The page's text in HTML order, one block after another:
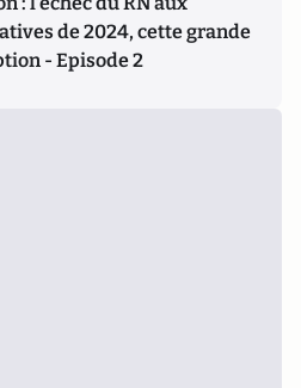
de 2024, cette grande
- Episode 2